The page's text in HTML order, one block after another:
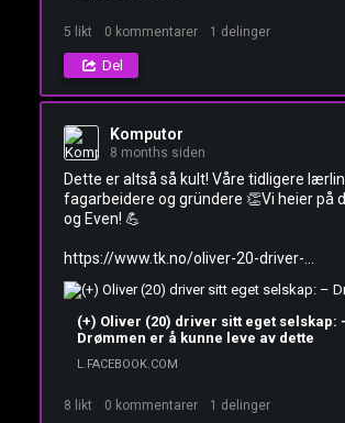
5 likt 0 kommentarer 1 delinger
Del
Komputor
8 months siden
Dette er altså så kult! Våre tidligere
fagarbeidere og gründere 👏Vi heier på
og Even! 💪
https://www.tk.no/oliver-20-driver-...
(+) Oliver (20) driver sitt eget selskap:
Drømmen er å kunne leve av dette
L.FACEBOOK.COM
8 likt 0 kommentarer 1 delinger